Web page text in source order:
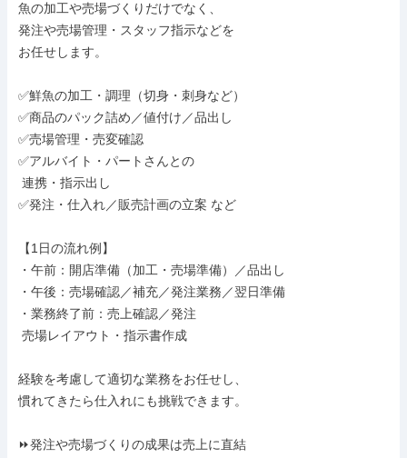
魚の加工や売場づくりだけでなく、
発注や売場管理・スタッフ指示などを
お任せします。
✅鮮魚の加工・調理（切身・刺身など）
✅商品のパック詰め／値付け／品出し
✅売場管理・売変確認
✅アルバイト・パートさんとの
✅発注・仕入れ／販売計画の立案 など
【1日の流れ例】
・午前：開店準備（加工・売場準備）／品出し
・午後：売場確認／補充／発注業務／翌日準備
・業務終了前：売上確認／発注
経験を考慮して適切な業務をお任せし、
慣れてきたら仕入れにも挑戦できます。
⏩発注や売場づくりの成果は売上に直結